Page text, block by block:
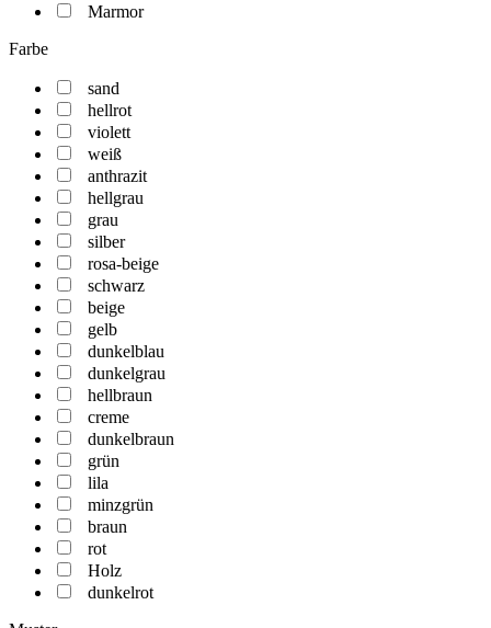
Marmor
Farbe
sand
hellrot
violett
weiß
anthrazit
hellgrau
grau
silber
rosa-beige
schwarz
beige
gelb
dunkelblau
dunkelgrau
hellbraun
creme
dunkelbraun
grün
lila
minzgrün
braun
rot
Holz
dunkelrot